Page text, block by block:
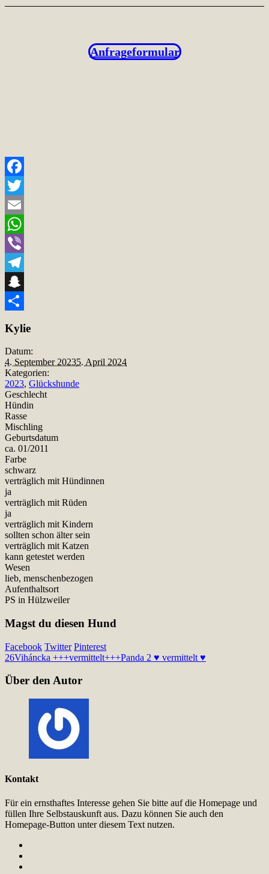
Anfrageformular
Facebook
Twitter
Email
WhatsApp
Viber
Telegram
Snapchat
Kylie
Datum:
4. September 20235. April 2024
Kategorien:
2023, Glückshunde
Geschlecht
Hündin
Rasse
Mischling
Geburtsdatum
ca. 01/2011
Farbe
schwarz
verträglich mit Hündinnen
ja
verträglich mit Rüden
ja
verträglich mit Kindern
sollten schon älter sein
verträglich mit Katzen
kann getestet werden
Wesen
lieb, menschenbezogen
Aufenthaltsort
PS in Hülzweiler
Magst du diesen Hund
Facebook Twitter Pinterest
26Viháncka +++vermittelt+++Panda 2 ♥ vermittelt ♥
Über den Autor
Kontakt
Für ein ernsthaftes Interesse gehen Sie bitte auf die Homepage und
füllen Ihre Selbstauskunft aus. Dazu können Sie auch den
Homepage-Button unter diesem Text nutzen.